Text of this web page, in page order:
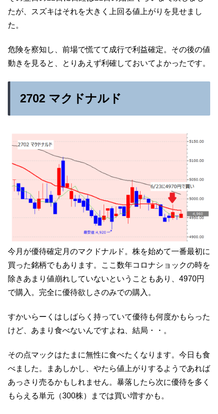
たが、スズキはそれを大きく上回る値上がりを見せまし
た。
危険を察知し、前場で慌てて成行で利益確定。その後の値
動きを見ると、とりあえず利確しておいてよかったです。
2702 マクドナルド
今月が優待確定月のマクドナルド。株を始めて一番最初に
買った銘柄でもあります。ここ数年コロナショックの時を
除きあまり値崩れしていないということもあり、4970円
で購入。完全に優待欲しさのみでの購入。
すかいらーくはしばらく持っていて優待も何度かもらった
けど、あまり食べないんですよね、結局・・。
その点マックはたまに無性に食べたくなります。今日も食
べました。まあしかし、やたら値上がりするようであれば
あっさり売るかもしれません。暴落したら次に優待を多く
もらえる単元（300株）までは買い増すかも。